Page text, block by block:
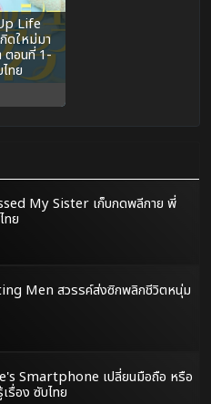
Life
ดใหม่มา
ตอนที่ 1-
ทย
My Sister เก็บกดพลีกาย พี่
ทย
Men สวรรค์ส่งซิกพลิกชีวิตหนุ่ม
Smartphone เปลี่ยนมือถือ หรือ
รื่อง ซับไทย